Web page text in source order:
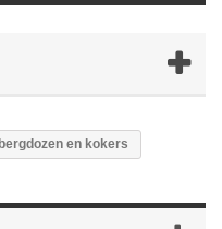
en kokers